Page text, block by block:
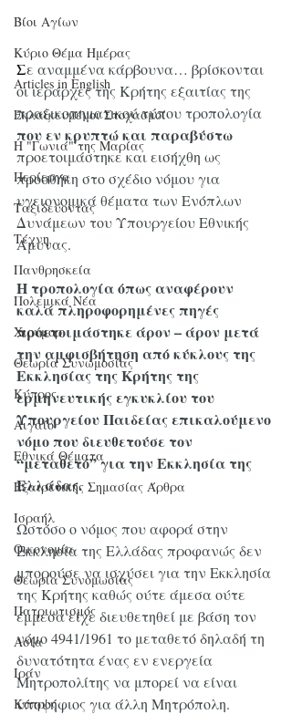
Βίοι Αγίων
Κύριο Θέμα Ημέρας
Articles in English
Εκλαϊκευμένοι Στοχασμοί
Η "Γωνιά" της Μαρίας
Περίεργα
Ταξιδεύοντας
Τέχνη
Πανθρησκεία
Πολεμικά Νέα
Χιούμορ
Θεωρία Συνωμοσίας
Κύπρος
Αιγαίο
Εθνικά Θέματα
Εξαιρετικής Σημασίας Άρθρα
Ισραήλ
Οικονομία
Θεωρία Συνομωσίας
Πατριωτισμός
Ασία
Ιράν
Κύπρος
Σε αναμμένα κάρβουνα… βρίσκονται
οι ιεράρχες της Κρήτης εξαιτίας της
πραξικοπηματικού τύπου τροπολογία
που εν κρυπτώ και παραβύστω
προετοιμάστηκε και εισήχθη ως
προσθήκη στο σχέδιο νόμου για
υγειονομικά θέματα των Ενόπλων
Δυνάμεων του Υπουργείου Εθνικής
Άμυνας.
Η τροπολογία όπως αναφέρουν
καλά πληροφορημένες πηγές
προετοιμάστηκε άρον – άρον μετά
την αμφισβήτηση από κύκλους της
Εκκλησίας της Κρήτης της
ερμηνευτικής εγκυκλίου του
Υπουργείου Παιδείας επικαλούμενο
νόμο που διευθετούσε τον
“μεταθετό” για την Εκκλησία της
Ελλάδας.
Ωστόσο ο νόμος που αφορά στην
Εκκλησία της Ελλάδας προφανώς δεν
μπορούσε να ισχύσει για την Εκκλησία
της Κρήτης καθώς ούτε άμεσα ούτε
έμμεσα είχε διευθετηθεί με βάση τον
νόμο 4941/1961 το μεταθετό δηλαδή τη
δυνατότητα ένας εν ενεργεία
Μητροπολίτης να μπορεί να είναι
υποψήφιος για άλλη Μητρόπολη.